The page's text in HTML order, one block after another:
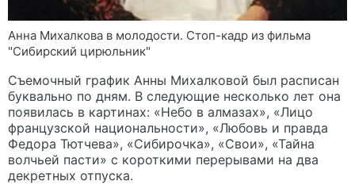
Анна Михалкова в молодости. Стоп-кадр из фильма
"Сибирский цирюльник"
Съемочный график Анны Михалковой был расписан
буквально по дням. В следующие несколько лет она
появилась в картинах: «Небо в алмазах», «Лицо
французской национальности», «Любовь и правда
Федора Тютчева», «Сибирочка», «Свои», «Тайна
волчьей пасти» с короткими перерывами на два
декретных отпуска.